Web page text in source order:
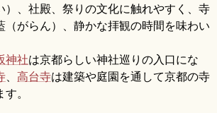
）、社殿、祭りの文化に触れやすく、寺
（がらん）、静かな拝観の時間を味わい
神社は京都らしい神社巡りの入口にな
高台寺は建築や庭園を通して京都の寺
。